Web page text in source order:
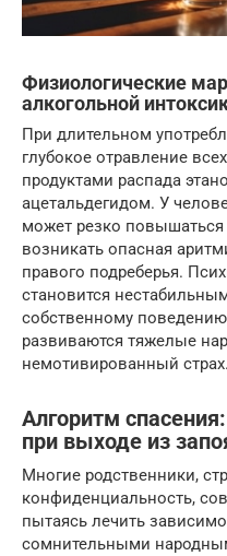
Физиологические
алкогольной
При длительном
глубокое отравление
продуктами распада
ацетальдегидом. У
может резко повышаться
возникать опасная
правого подреберья.
становится
собственному
развиваются тяжелые
немотивированный страх.
Алгоритм
при выходе из
Многие родственники,
конфиденциальность,
пытаясь лечить
сомнительными